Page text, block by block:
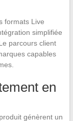
formats Live
simplifiée
parcours client
capables
en
génèrent un